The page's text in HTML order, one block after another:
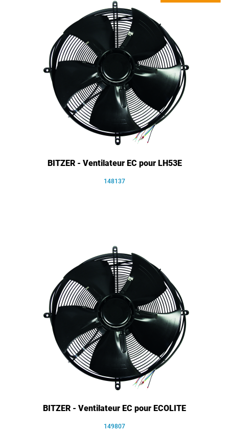
BITZER - Ventilateur EC pour LH53E
148137
BITZER - Ventilateur EC pour ECOLITE
149807